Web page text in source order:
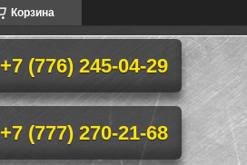
Корзина
+7 (776) 245-04-29
+7 (777) 270-21-68